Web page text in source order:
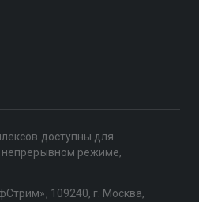
доступны для
непрерывном режиме,
109240, г. Москва,